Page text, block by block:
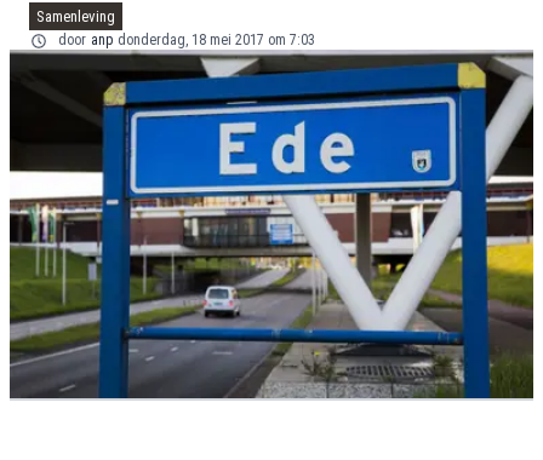
Samenleving
door anp donderdag, 18 mei 2017 om 7:03